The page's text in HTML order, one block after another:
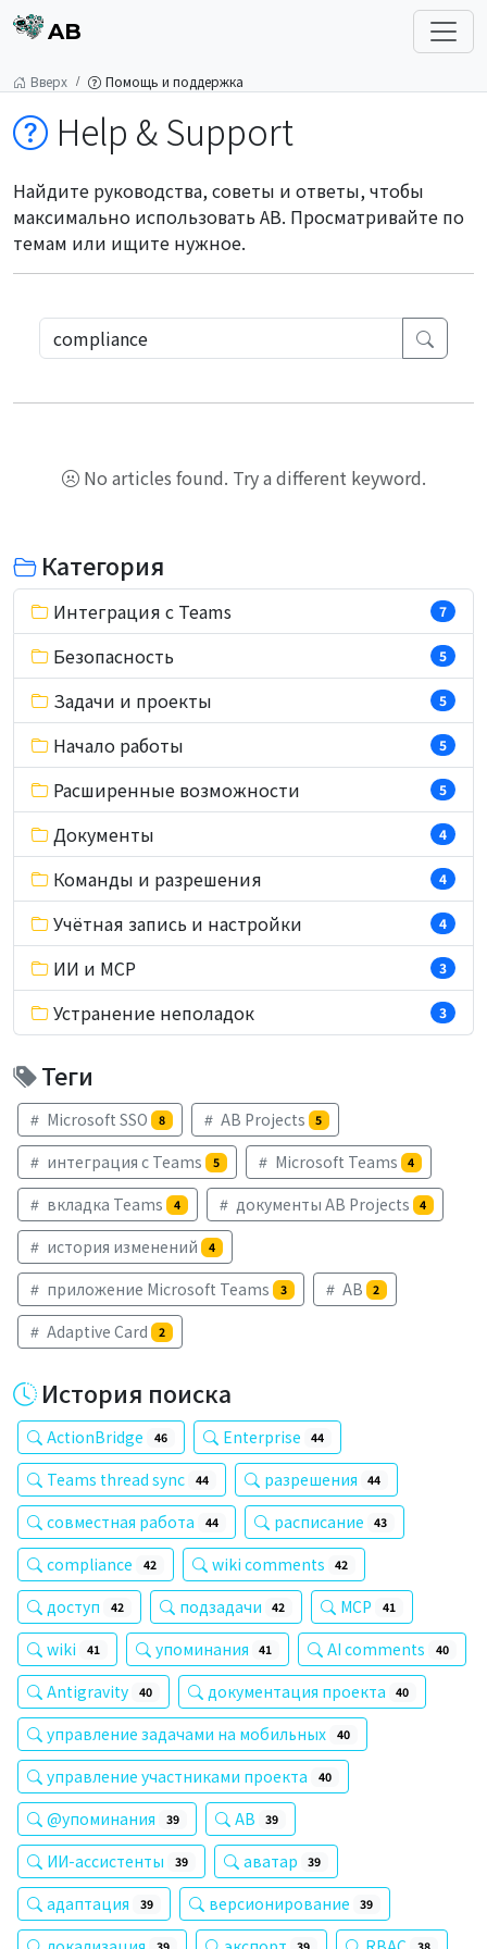
AB
Вверх Помощь и поддержка
Help & Support
Найдите руководства, советы и ответы, чтобы
максимально использовать AB. Просматривайте по
темам или ищите нужное.
No articles found. Try a different keyword.
Категория
Интеграция с Teams 7
Безопасность 5
Задачи и проекты 5
Начало работы 5
Расширенные возможности 5
Документы 4
Команды и разрешения 4
Учётная запись и настройки 4
ИИ и MCP 3
Устранение неполадок 3
Теги
Microsoft SSO 8 AB Projects 5
интеграция с Teams 5 Microsoft Teams 4
вкладка Teams 4 документы AB Projects 4
история изменений 4
приложение Microsoft Teams 3 AB 2
Adaptive Card 2
История поиска
ActionBridge 46 Enterprise 44
Teams thread sync 44 разрешения 44
совместная работа 44 расписание 43
compliance 42 wiki comments 42
доступ 42 подзадачи 42 MCP 41
wiki 41 упоминания 41 AI comments 40
Antigravity 40 документация проекта 40
управление задачами на мобильных 40
управление участниками проекта 40
@упоминания 39 AB 39
ИИ-ассистенты 39 аватар 39
адаптация 39 версионирование 39